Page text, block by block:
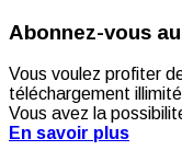
Abonnez-vous
Vous voulez profiter
téléchargement
Vous avez la
En savoir plus